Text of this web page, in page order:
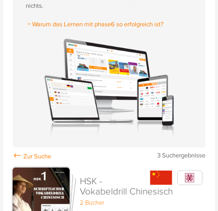
nichts.
Warum das Lernen mit phase6 so erfolgreich ist?
3Suchergebnisse
HSK -
Vokabeldrill Chinesisch
2 Bücher